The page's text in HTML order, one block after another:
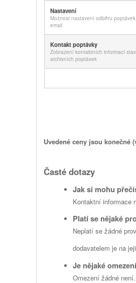
Nastavení
Možnost nastavení odběru
email
Kontakt poptávky
Zobrazení kontaktních informací
archivních poptávek
Uvedené ceny jsou konečné
Časté dotazy
Jak si mohu
Kontaktní informace
Platí se nějaké
Neplatí se žádné
dodavatelem je na
Je nějaké
Omezení žádné